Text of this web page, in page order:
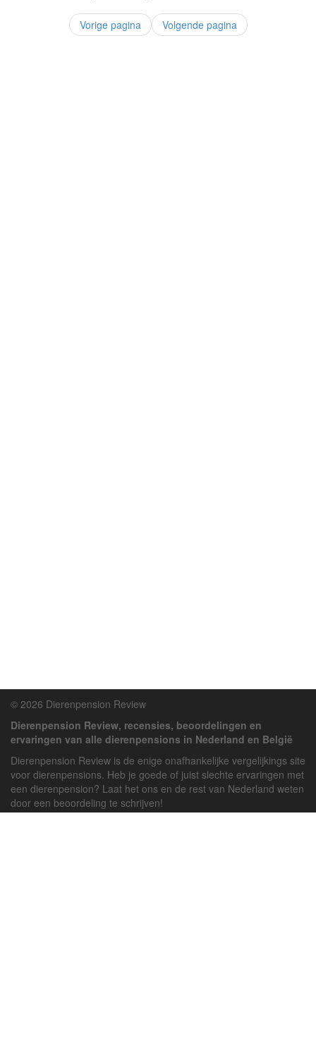
Vorige pagina Volgende pagina
© 2026 Dierenpension Review
Dierenpension Review, recensies, beoordelingen en
ervaringen van alle dierenpensions in Nederland en België
Dierenpension Review is de enige onafhankelijke vergelijkings site
voor dierenpensions. Heb je goede of juist slechte ervaringen met
een dierenpension? Laat het ons en de rest van Nederland weten
door een beoordeling te schrijven!